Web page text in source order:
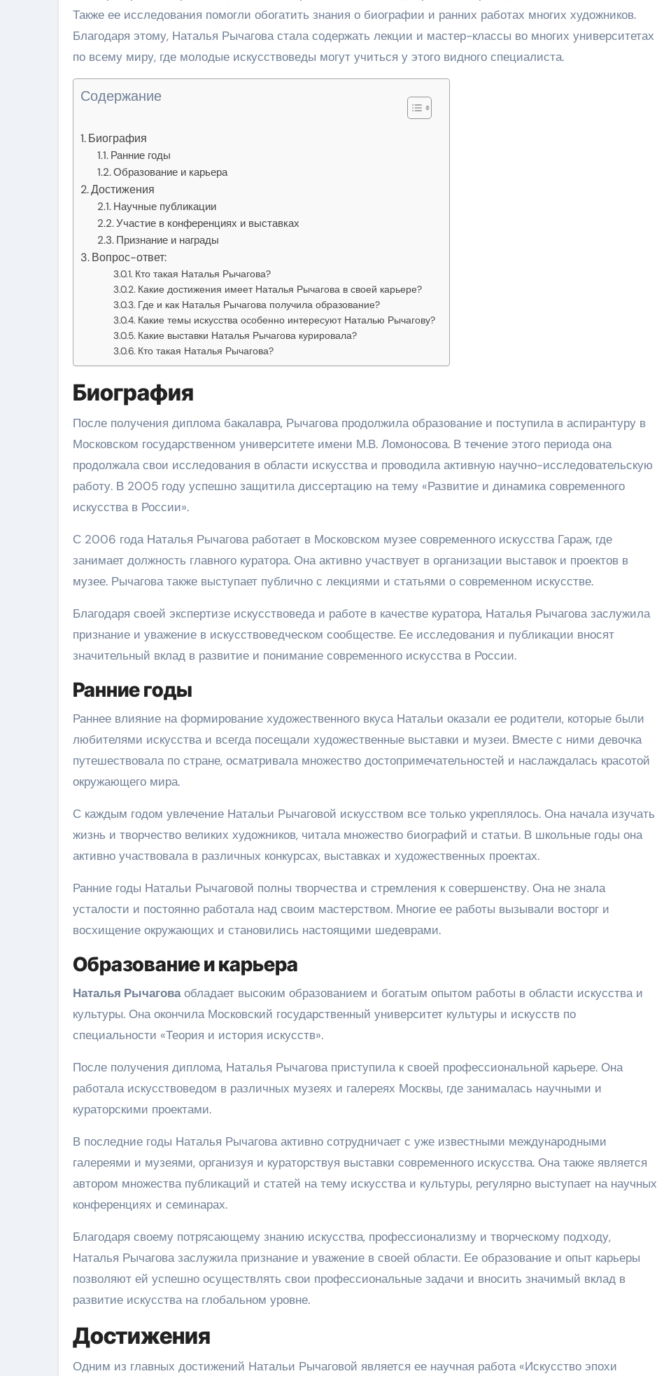
Также ее исследования помогли обогатить знания о биографии и ранних работах многих художников.
Благодаря этому, Наталья Рычагова стала содержать лекции и мастер-классы во многих университетах
по всему миру, где молодые искусствоведы могут учиться у этого видного специалиста.
Содержание
Биография
Ранние годы
Образование и карьера
Достижения
Научные публикации
Участие в конференциях и выставках
Признание и награды
Вопрос-ответ:
Кто такая Наталья Рычагова?
Какие достижения имеет Наталья Рычагова в своей карьере?
Где и как Наталья Рычагова получила образование?
Какие темы искусства особенно интересуют Наталью Рычагову?
Какие выставки Наталья Рычагова курировала?
Кто такая Наталья Рычагова?
Биография
После получения диплома бакалавра, Рычагова продолжила образование и поступила в аспирантуру в
Московском государственном университете имени М.В. Ломоносова. В течение этого периода она
продолжала свои исследования в области искусства и проводила активную научно-исследовательскую
работу. В 2005 году успешно защитила диссертацию на тему «Развитие и динамика современного
искусства в России».
С 2006 года Наталья Рычагова работает в Московском музее современного искусства Гараж, где
занимает должность главного куратора. Она активно участвует в организации выставок и проектов в
музее. Рычагова также выступает публично с лекциями и статьями о современном искусстве.
Благодаря своей экспертизе искусствоведа и работе в качестве куратора, Наталья Рычагова заслужила
признание и уважение в искусствоведческом сообществе. Ее исследования и публикации вносят
значительный вклад в развитие и понимание современного искусства в России.
Ранние годы
Раннее влияние на формирование художественного вкуса Натальи оказали ее родители, которые были
любителями искусства и всегда посещали художественные выставки и музеи. Вместе с ними девочка
путешествовала по стране, осматривала множество достопримечательностей и наслаждалась красотой
окружающего мира.
С каждым годом увлечение Натальи Рычаговой искусством все только укреплялось. Она начала изучать
жизнь и творчество великих художников, читала множество биографий и статьи. В школьные годы она
активно участвовала в различных конкурсах, выставках и художественных проектах.
Ранние годы Натальи Рычаговой полны творчества и стремления к совершенству. Она не знала
усталости и постоянно работала над своим мастерством. Многие ее работы вызывали восторг и
восхищение окружающих и становились настоящими шедеврами.
Образование и карьера
Наталья Рычаговаобладает высоким образованием и богатым опытом работы в области искусства и
культуры. Она окончила Московский государственный университет культуры и искусств по
специальности «Теория и история искусств».
После получения диплома, Наталья Рычагова приступила к своей профессиональной карьере. Она
работала искусствоведом в различных музеях и галереях Москвы, где занималась научными и
кураторскими проектами.
В последние годы Наталья Рычагова активно сотрудничает с уже известными международными
галереями и музеями, организуя и кураторствуя выставки современного искусства. Она также является
автором множества публикаций и статей на тему искусства и культуры, регулярно выступает на научных
конференциях и семинарах.
Благодаря своему потрясающему знанию искусства, профессионализму и творческому подходу,
Наталья Рычагова заслужила признание и уважение в своей области. Ее образование и опыт карьеры
позволяют ей успешно осуществлять свои профессиональные задачи и вносить значимый вклад в
развитие искусства на глобальном уровне.
Достижения
Одним из главных достижений Натальи Рычаговой является ее научная работа «Искусство эпохи